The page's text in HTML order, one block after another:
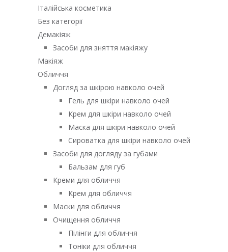
Італійська косметика
Без категорії
Демакіяж
Засоби для зняття макіяжу
Макіяж
Обличчя
Догляд за шкірою навколо очей
Гель для шкіри навколо очей
Крем для шкіри навколо очей
Маска для шкіри навколо очей
Сироватка для шкіри навколо очей
Засоби для догляду за губами
Бальзам для губ
Креми для обличчя
Крем для обличчя
Маски для обличчя
Очищення обличчя
Пілінги для обличчя
Тоніки для обличчя